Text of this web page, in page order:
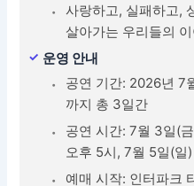
사랑하고, 실패하고,
살아가는 우리들의
운영 안내
공연 기간: 2026년 7
까지 총 3일간
공연 시간: 7월 3일(
오후 5시, 7월 5일(일
예매 시작: 인터파크